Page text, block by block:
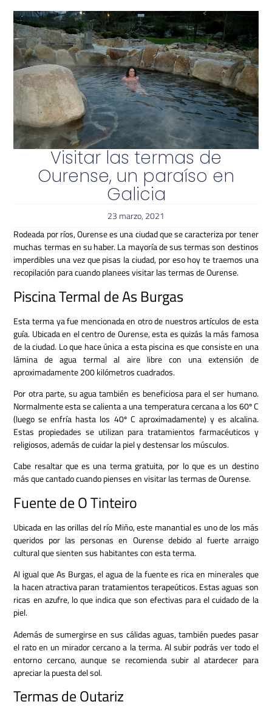
Visitar las termas de
Ourense, un paraíso en
Galicia
23 marzo, 2021
Rodeada por ríos, Ourense es una ciudad que se caracteriza por tener
muchas termas en su haber. La mayoría de sus termas son destinos
imperdibles una vez que pisas la ciudad, por eso hoy te traemos una
recopilación para cuando planees visitar las termas de Ourense.
Piscina Termal de As Burgas
Esta terma ya fue mencionada en otro de nuestros artículos de esta
guía. Ubicada en el centro de Ourense, esta es quizás la más famosa
de la ciudad. Lo que hace única a esta piscina es que consiste en una
lámina de agua termal al aire libre con una extensión de
aproximadamente 200 kilómetros cuadrados.
Por otra parte, su agua también es beneficiosa para el ser humano.
Normalmente esta se calienta a una temperatura cercana a los 60º C
(luego se enfría hasta los 40º C aproximadamente) y es alcalina.
Estas propiedades se utilizan para tratamientos farmacéuticos y
religiosos, además de cuidar la piel y destensar los músculos.
Cabe resaltar que es una terma gratuita, por lo que es un destino
más que cantado cuando pienses en visitar las termas de Ourense.
Fuente de O Tinteiro
Ubicada en las orillas del río Miño, este manantial es uno de los más
queridos por las personas en Ourense debido al fuerte arraigo
cultural que sienten sus habitantes con esta terma.
Al igual que As Burgas, el agua de la fuente es rica en minerales que
la hacen atractiva paran tratamientos terapeúticos. Estas aguas son
ricas en azufre, lo que indica que son efectivas para el cuidado de la
piel.
Además de sumergirse en sus cálidas aguas, también puedes pasar
el rato en un mirador cercano a la terma. Al subir podrás ver todo el
entorno cercano, aunque se recomienda subir al atardecer para
apreciar la puesta del sol.
Termas de Outariz